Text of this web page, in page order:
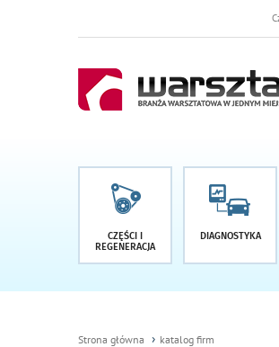
CZĘŚCI I
REGENERACJA
DIAGNOSTYKA
Strona główna katalog firm